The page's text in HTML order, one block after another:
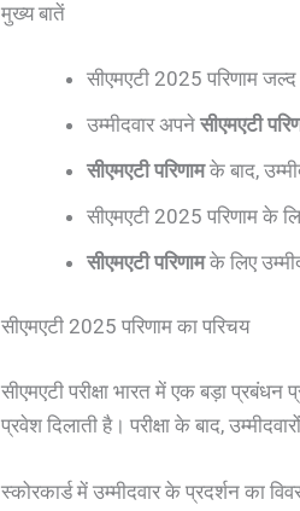
मुख्य बातें
सीएमएटी 2025 परिणाम जल्द
उम्मीदवार अपने सीएमएटी
सीएमएटी परिणामके बाद,
सीएमएटी 2025 परिणाम के
सीएमएटी परिणामके लिए
सीएमएटी 2025 परिणाम का परिचय
सीएमएटी परीक्षा भारत में एक बड़ा प्रबंधन
प्रवेश दिलाती है। परीक्षा के बाद,
स्कोरकार्ड में उम्मीदवार के प्रदर्शन का